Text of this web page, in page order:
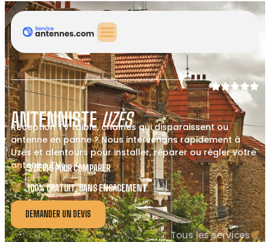
ANTENNISTEUZÈS
Réception TV faible, chaînes qui disparaissent ou
antenne en panne ? Nous intervenons rapidement à
Uzès et alentours pour installer, réparer ou régler votre
antenne TV.
3 DEVIS POUR COMPARER
100% GRATUIT, SANS ENGAGEMENT
DEMANDER UN DEVIS
Tous les services